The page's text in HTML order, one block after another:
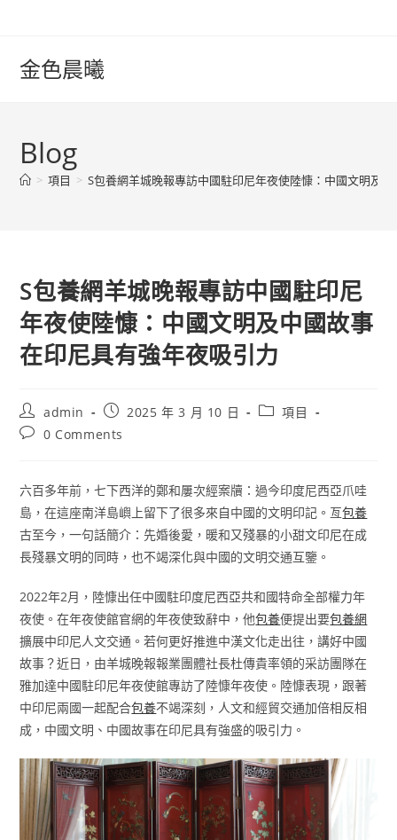
content金色晨曦
Blog
> 項目 > S包養網羊城晚報專訪中國駐印尼年夜使陸慷：中國文明及
S包養網羊城晚報專訪中國駐印尼
年夜使陸慷：中國文明及中國故事
在印尼具有強年夜吸引力
Post
author:
admin
Post
published:
2025 年 3 月 10 日
Post項目
Post0 Comments
六百多年前，七下西洋的鄭和屢次經案牘：過今印度尼西亞爪哇
島，在這座南洋島嶼上留下了很多來自中國的文明印記。亙包養
古至今，一句話簡介：先婚後愛，暖和又殘暴的小甜文印尼在成
長殘暴文明的同時，也不竭深化與中國的文明交通互鑒。
2022年2月，陸慷出任中國駐印度尼西亞共和國特命全部權力年
夜使。在年夜使館官網的年夜使致辭中，他包養便提出要包養網
擴展中印尼人文交通。若何更好推進中漢文化走出往，講好中國
故事？近日，由羊城晚報報業團體社長杜傳貴率領的采訪團隊在
雅加達中國駐印尼年夜使館專訪了陸慷年夜使。陸慷表現，跟著
中印尼兩國一起配合包養不竭深刻，人文和經貿交通加倍相反相
成，中國文明、中國故事在印尼具有強盛的吸引力。